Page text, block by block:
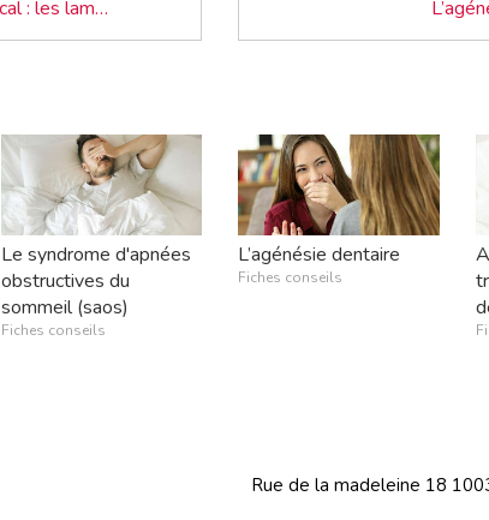
Traitement chirurgical : les lambeaux d’assainissement
Le syndrome d'apnées
obstructives du
sommeil (saos)
Fiches conseils
L’agénésie dentaire
Fiches conseils
Rue de la madeleine 18